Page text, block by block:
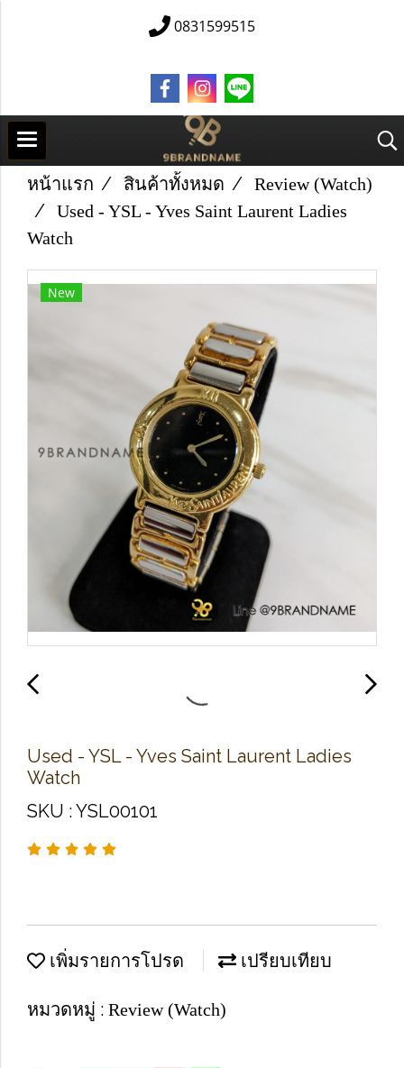
0831599515
หน้าแรก สินค้าทั้งหมด
Review (Watch)
Used -​ YSL - Yves Saint Laurent Ladies
Watch
New
Used -​ YSL - Yves Saint Laurent Ladies
Watch
SKU : YSL00101
เพิ่มรายการโปรด เปรียบเทียบ
หมวดหมู่ : Review (Watch)